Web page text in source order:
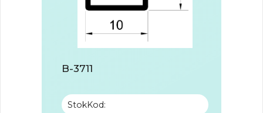
B-3711
StokKod: